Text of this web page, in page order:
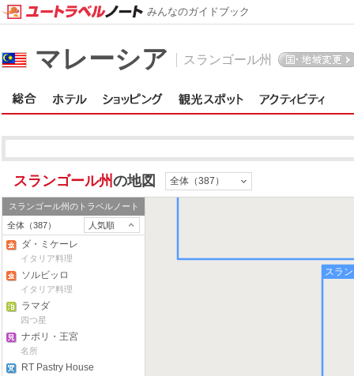
マレーシア スランゴール州
スランゴール州の地図 全体（387）
スランゴール州 のトラベルノート
全体（387）
人気順
ダ・ミケーレ
イタリア料理
ソルビッロ
イタリア料理
ラマダ
四つ星
ナポリ・王宮
名所
RT Pastry House
スラ
みんなのガイドブック